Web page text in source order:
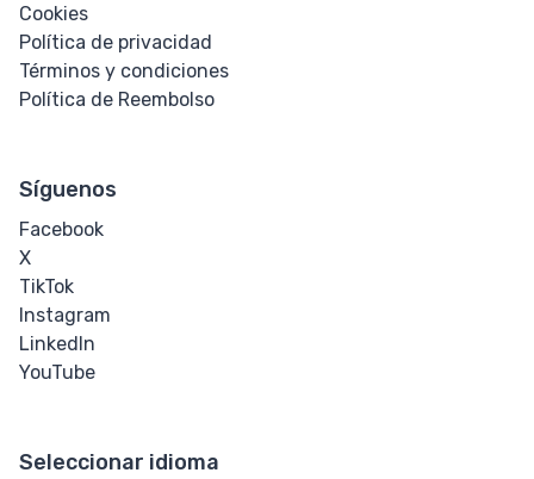
Cookies
Política de privacidad
Términos y condiciones
Política de Reembolso
Síguenos
Facebook
X
TikTok
Instagram
LinkedIn
YouTube
Seleccionar idioma